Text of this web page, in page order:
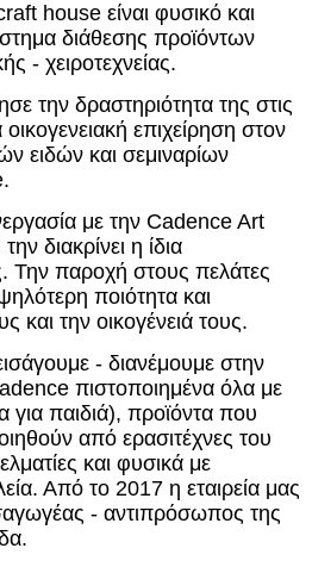
house είναι φυσικό και
διάθεσης προϊόντων
- χειροτεχνείας.
την δραστηριότητα της στις
επιχείρηση στον
ειδών και σεμιναρίων
.
με την Cadence Art
διακρίνει η ίδια
Την παροχή στους πελάτες
ποιότητα και
και την οικογένειά τους.
- διανέμουμε στην
πιστοποιημένα όλα με
για παιδιά), προϊόντα που
από ερασιτέχνες του
και φυσικά με
Από το 2017 η εταιρεία μας
- αντιπρόσωπος της